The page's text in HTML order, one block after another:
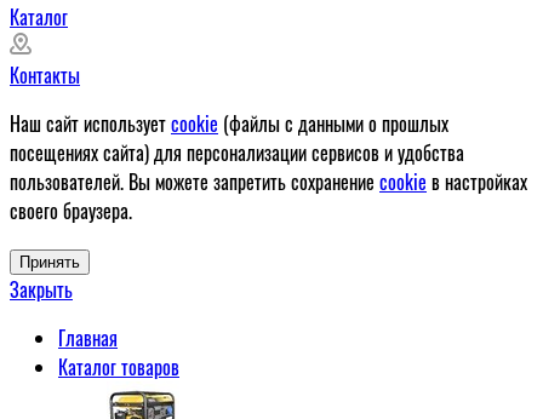
Каталог
Контакты
Наш сайт используетcookie (файлы с данными о прошлых
посещениях сайта) для персонализации сервисов и удобства
пользователей. Вы можете запретить сохранение cookie в настройках
своего браузера.
Принять
Закрыть
Главная
Каталог товаров